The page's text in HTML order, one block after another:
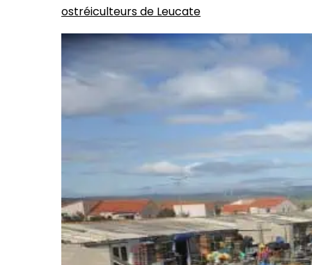
ostréiculteurs de Leucate